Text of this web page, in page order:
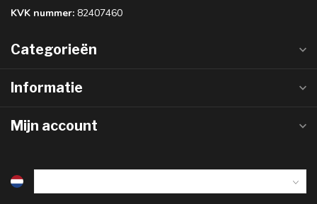
KVK nummer: 82407460
Categorieën
Informatie
Mijn account